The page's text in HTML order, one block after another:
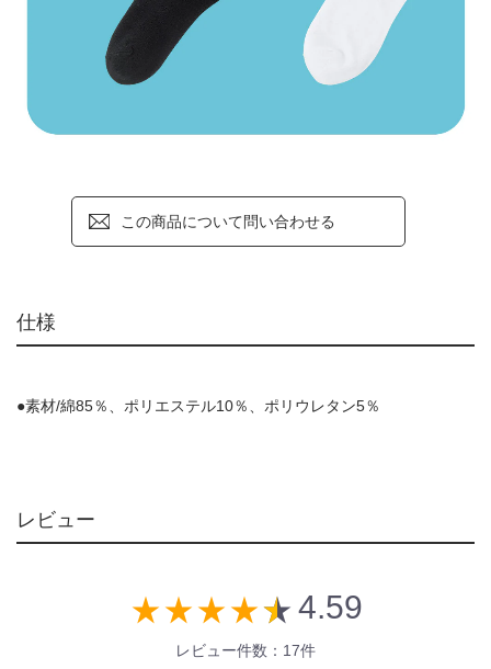
この商品について問い合わせる
仕様
●素材/綿85％、ポリエステル10％、ポリウレタン5％
レビュー
star_rate star_rate star_rate star_ratestar_rate 4.59
レビュー件数：17件